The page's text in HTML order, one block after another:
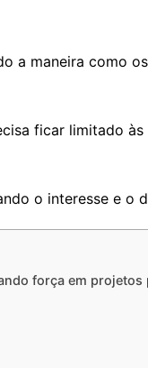
a maneira como
ficar limitado
o interesse e o
força em projetos